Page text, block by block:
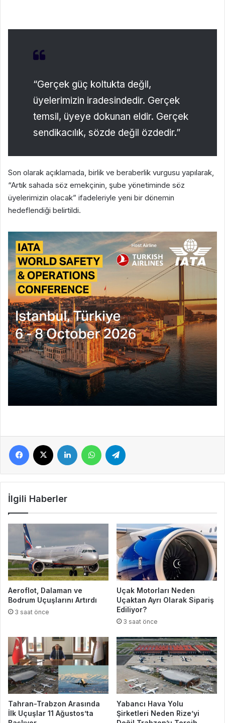
“Gerçek güç koltukta değil,
üyelerimizin iradesindedir. Gerçek
temsil, üyeye dokunan eldir. Gerçek
sendikacılık, sözde değil özdedir.”
Son olarak açıklamada, birlik ve beraberlik vurgusu yapılarak,
“Artık sahada söz emekçinin, şube yönetiminde söz
üyelerimizin olacak” ifadeleriyle yeni bir dönemin
hedeflendiği belirtildi.
Facebook LinkedIn WhatsApp
İlgili Haberler
Aeroflot, Dalaman ve
Bodrum Uçuşlarını Artırdı
3 saat önce
Uçak Motorları Neden
Uçaktan Ayrı Olarak Sipariş
Ediliyor?
3 saat önce
Tahran-Trabzon Arasında
İlk Uçuşlar 11 Ağustos’ta
Yabancı Hava Yolu
Şirketleri Neden Rize’yi